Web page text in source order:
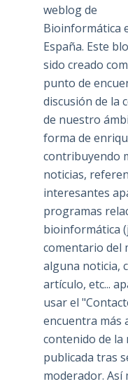
weblog de
Bioinformática
España. Este
sido creado
punto de
discusión de la
de nuestro
forma de
contribuyendo
noticias,
interesantes
programas
bioinformática
comentario del
alguna noticia,
artículo, etc...
usar el
encuentra más
contenido de la
publicada tras
moderador. Así